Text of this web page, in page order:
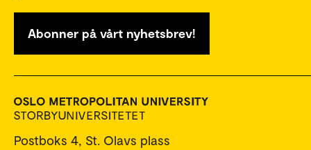
Abonner på vårt nyhetsbrev!
Postboks 4, St. Olavs plass